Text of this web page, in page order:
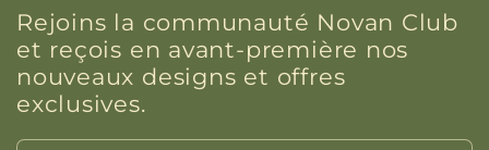
Rejoins la communauté Novan Club
et reçois en avant-première nos
nouveaux designs et offres
exclusives.